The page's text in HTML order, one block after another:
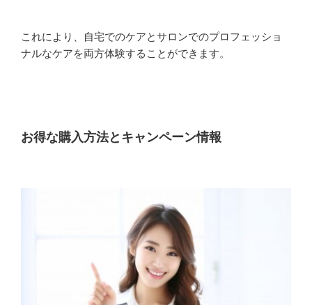
これにより、自宅でのケアとサロンでのプロフェッショ
ナルなケアを両方体験することができます。
お得な購入方法とキャンペーン情報